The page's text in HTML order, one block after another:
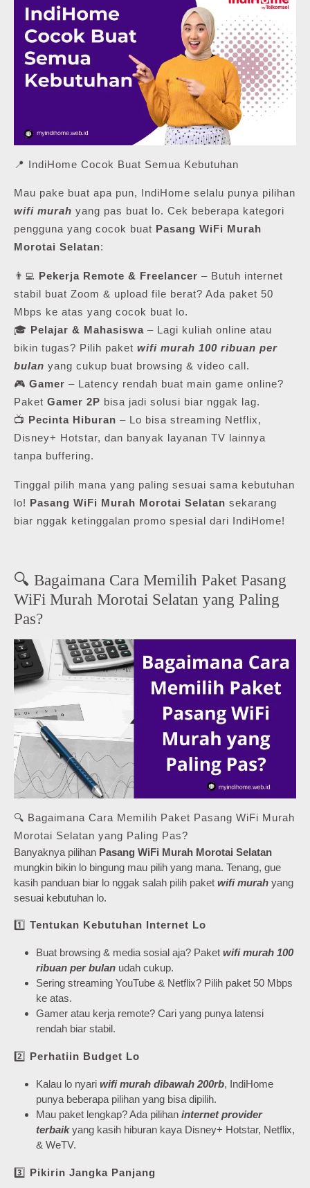
📍 IndiHome Cocok Buat Semua Kebutuhan
Mau pake buat apa pun, IndiHome selalu punya pilihan
wifi murah yang pas buat lo. Cek beberapa kategori
pengguna yang cocok buat Pasang WiFi Murah
Morotai Selatan:
👨‍💻 Pekerja Remote & Freelancer – Butuh internet
stabil buat Zoom & upload file berat? Ada paket 50
Mbps ke atas yang cocok buat lo.
🎓 Pelajar & Mahasiswa – Lagi kuliah online atau
bikin tugas? Pilih paket wifi murah 100 ribuan per
bulan yang cukup buat browsing & video call.
🎮 Gamer – Latency rendah buat main game online?
Paket Gamer 2P bisa jadi solusi biar nggak lag.
📺 Pecinta Hiburan – Lo bisa streaming Netflix,
Disney+ Hotstar, dan banyak layanan TV lainnya
tanpa buffering.
Tinggal pilih mana yang paling sesuai sama kebutuhan
lo! Pasang WiFi Murah Morotai Selatan sekarang
biar nggak ketinggalan promo spesial dari IndiHome!
🔍 Bagaimana Cara Memilih Paket Pasang
WiFi Murah Morotai Selatan yang Paling
Pas?
🔍 Bagaimana Cara Memilih Paket Pasang WiFi Murah
Morotai Selatan yang Paling Pas?
Banyaknya pilihan Pasang WiFi Murah Morotai Selatan
mungkin bikin lo bingung mau pilih yang mana. Tenang, gue
kasih panduan biar lo nggak salah pilih paket wifi murah yang
sesuai kebutuhan lo.
1️⃣ Tentukan Kebutuhan Internet Lo
Buat browsing & media sosial aja? Paket wifi murah 100
ribuan per bulan udah cukup.
Sering streaming YouTube & Netflix? Pilih paket 50 Mbps
ke atas.
Gamer atau kerja remote? Cari yang punya latensi
rendah biar stabil.
2️⃣ Perhatiin Budget Lo
Kalau lo nyari wifi murah dibawah 200rb, IndiHome
punya beberapa pilihan yang bisa dipilih.
Mau paket lengkap? Ada pilihan internet provider
terbaikyang kasih hiburan kaya Disney+ Hotstar, Netflix,
& WeTV.
3️⃣ Pikirin Jangka Panjang